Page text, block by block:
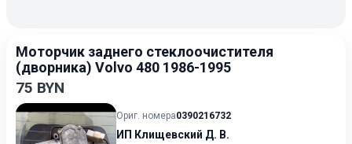
Моторчик заднего стеклоочистителя
(дворника) Volvo 480 1986-1995
75 BYN
Ориг. номера0390216732
ИП Клищевский Д. В.